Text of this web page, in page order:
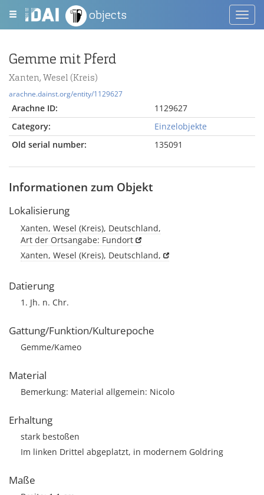
objects
Gemme mit Pferd
Xanten, Wesel (Kreis)
arachne.dainst.org/entity/1129627
Arachne ID:
1129627
Category:
Einzelobjekte
Old serial number:
135091
Informationen zum Objekt
Lokalisierung
Xanten, Wesel (Kreis), Deutschland,
Art der Ortsangabe: Fundort
Xanten, Wesel (Kreis), Deutschland,
Datierung
1. Jh. n. Chr.
Gattung/Funktion/Kulturepoche
Gemme/Kameo
Material
Bemerkung: Material allgemein: Nicolo
Erhaltung
stark bestoßen
Im linken Drittel abgeplatzt, in modernem Goldring
Maße